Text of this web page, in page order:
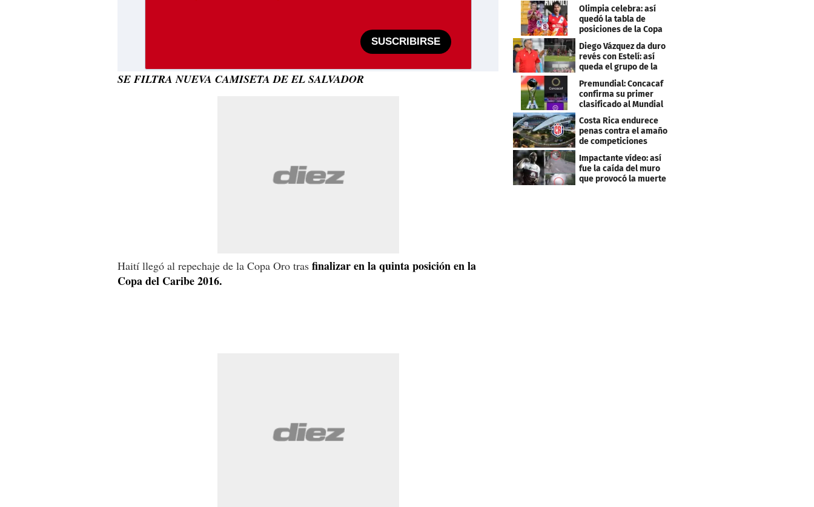
SUSCRIBIRSE
SE FILTRA NUEVA CAMISETA DE EL SALVADOR
Haití llegó al repechaje de la Copa Oro tras finalizar en la quinta posición en la
Copa del Caribe 2016.
Olimpia celebra: así
quedó la tabla de
posiciones de la Copa
Centroamericana
Diego Vázquez da duro
revés con Estelí: así
queda el grupo de la
Premundial: Concacaf
confirma su primer
clasificado al Mundial
Costa Rica endurece
penas contra el amaño
de competiciones
Impactante vídeo: así
fue la caída del muro
que provocó la muerte